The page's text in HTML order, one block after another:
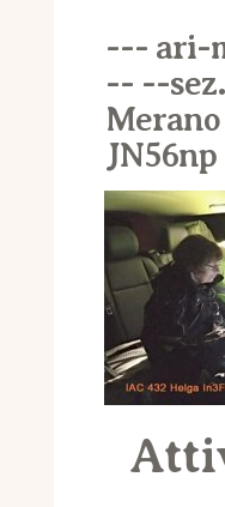
--- ari-
-- --
JN56np